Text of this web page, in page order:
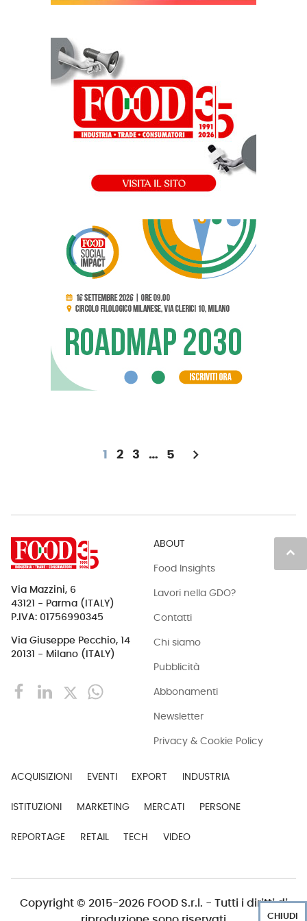
1 2 3 … 5 chevron_right
keyboard_arrow_up
Via Mazzini, 6
43121 - Parma (ITALY)
P.IVA: 01756990345
Via Giuseppe Pecchio, 14
20131 - Milano (ITALY)
ABOUT
Food Insights
Lavori nella GDO?
Contatti
Chi siamo
Pubblicità
Abbonamenti
Newsletter
Privacy & Cookie Policy
ACQUISIZIONI EVENTI EXPORT INDUSTRIA
ISTITUZIONI MARKETING MERCATI PERSONE
REPORTAGE RETAIL TECH VIDEO
Copyright © 2015-2026 FOOD S.r.l. - Tutti i diritti di
CHIUDI